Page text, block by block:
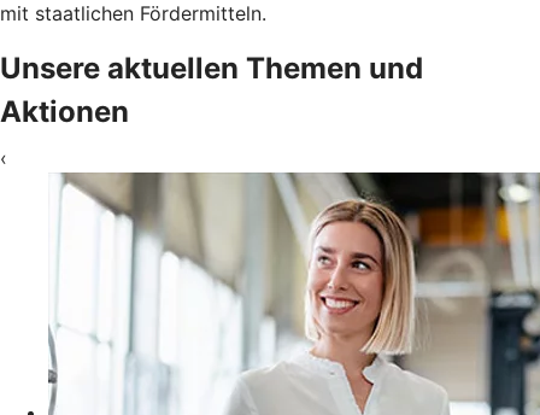
mit staatlichen Fördermitteln.
Unsere aktuellen Themen und
Aktionen
‹